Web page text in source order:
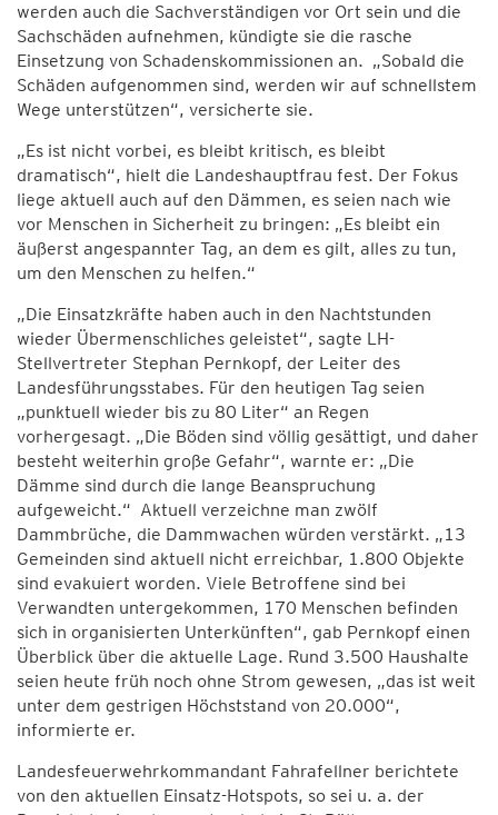
werden auch die Sachverständigen vor Ort sein und die
Sachschäden aufnehmen, kündigte sie die rasche
Einsetzung von Schadenskommissionen an. „Sobald die
Schäden aufgenommen sind, werden wir auf schnellstem
Wege unterstützen“, versicherte sie.
„Es ist nicht vorbei, es bleibt kritisch, es bleibt
dramatisch“, hielt die Landeshauptfrau fest. Der Fokus
liege aktuell auch auf den Dämmen, es seien nach wie
vor Menschen in Sicherheit zu bringen: „Es bleibt ein
äußerst angespannter Tag, an dem es gilt, alles zu tun,
um den Menschen zu helfen.“
„Die Einsatzkräfte haben auch in den Nachtstunden
wieder Übermenschliches geleistet“, sagte LH-
Stellvertreter Stephan Pernkopf, der Leiter des
Landesführungsstabes. Für den heutigen Tag seien
„punktuell wieder bis zu 80 Liter“ an Regen
vorhergesagt. „Die Böden sind völlig gesättigt, und daher
besteht weiterhin große Gefahr“, warnte er: „Die
Dämme sind durch die lange Beanspruchung
aufgeweicht.“ Aktuell verzeichne man zwölf
Dammbrüche, die Dammwachen würden verstärkt. „13
Gemeinden sind aktuell nicht erreichbar, 1.800 Objekte
sind evakuiert worden. Viele Betroffene sind bei
Verwandten untergekommen, 170 Menschen befinden
sich in organisierten Unterkünften“, gab Pernkopf einen
Überblick über die aktuelle Lage. Rund 3.500 Haushalte
seien heute früh noch ohne Strom gewesen, „das ist weit
unter dem gestrigen Höchststand von 20.000“,
informierte er.
Landesfeuerwehrkommandant Fahrafellner berichtete
von den aktuellen Einsatz-Hotspots, so sei u. a. der